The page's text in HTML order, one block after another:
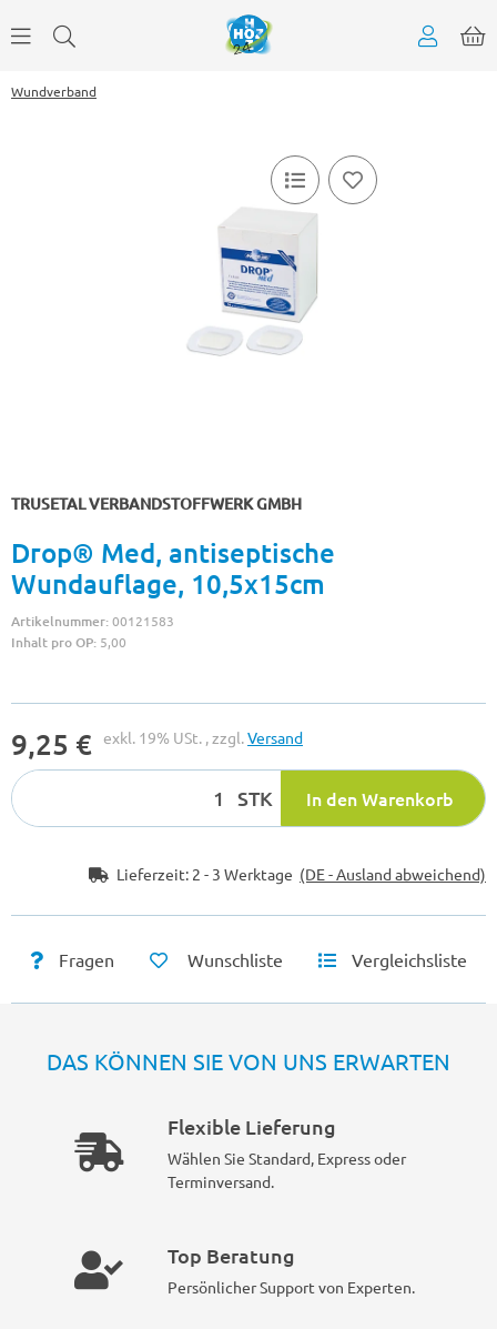
Wundverband
TRUSETAL VERBANDSTOFFWERK GMBH
Drop® Med, antiseptische
Wundauflage, 10,5x15cm
Artikelnummer:00121583
Inhalt pro OP: 5,00
9,25 € exkl. 19% USt. , zzgl.Versand
STK In den Warenkorb
Lieferzeit: 2 - 3 Werktage (DE - Ausland abweichend)
Fragen Wunschliste Vergleichsliste
DAS KÖNNEN SIE VON UNS ERWARTEN
Flexible Lieferung
Wählen Sie Standard, Express oder
Terminversand.
Top Beratung
Persönlicher Support von Experten.